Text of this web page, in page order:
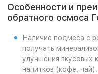
Особенности и
обратного осмоса
Наличие подмеса с
получать
улучшения вкусовых
напитков (кофе,